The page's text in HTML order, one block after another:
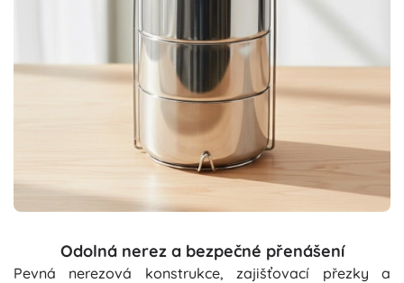
Odolná nerez a bezpečné přenášení
Pevná nerezová konstrukce, zajišťovací přezky a